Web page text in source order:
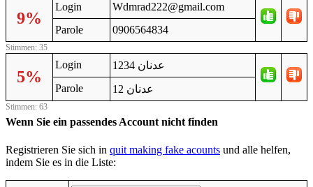
9%
Login
Wdmrad222@gmail.com
Parole
0906564834
Stimmen: 35
5%
Login
عدنان 1234
Parole
عدنان 12
Stimmen: 63
Wenn Sie ein passendes Account nicht finden
Registrieren Sie sich in quit making fake acounts und alle helfen,
indem Sie es in die Liste: